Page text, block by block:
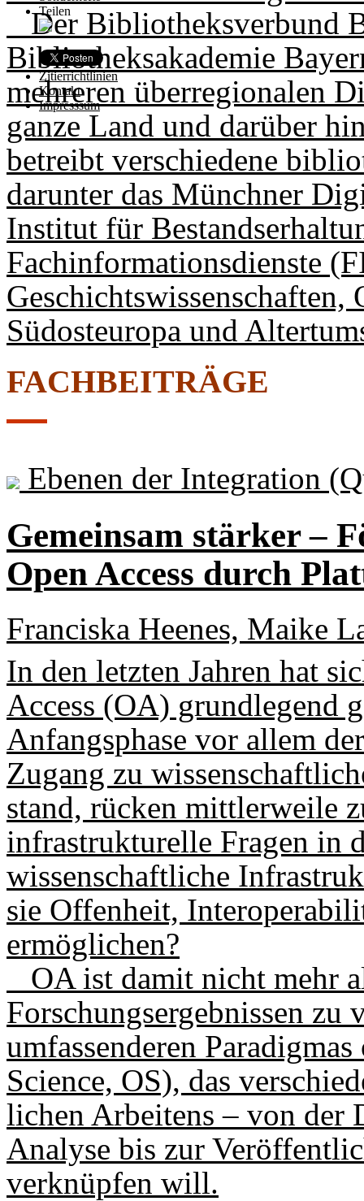
Teilen
Zitierrichtlinien
Kontakt
Impresssum
Der Bibliotheksverbund
Bibliotheksakademie
mehreren überregionalen
ganze Land und darüber
betreibt verschiedene
darunter das Münchner
Institut für
Fachinformations­dienste
Südosteuropa und
FACHBEITRÄGE
Ebenen der Integration
Gemeinsam stärker –
Open Access durch
Franciska Heenes, Maike
In den letzten Jahren hat
Access (OA) grundlegend
Anfangsphase vor allem
Zugang zu
stand, rücken mittlerweile
infrastrukturelle Fragen in
wissenschaftliche
sie Offenheit,
ermöglichen?
OA ist damit nicht mehr
Forschungs­ergebnissen zu
umfassenderen
Science, OS), das
lichen Arbeitens – von der
Analyse bis zur
verknüpfen will.